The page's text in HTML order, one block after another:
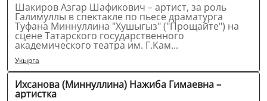
Шакиров Азгар Шафикович – артист, за роль
Галимуллы в спектакле по пьесе драматурга
Туфана Миннуллина "Хушыгыз" ("Прощайте") на
сцене Татарского государственного
академического театра им. Г.Кам...
Укырга
Ихсанова (Миннуллина) Нажиба Гимаевна –
артистка